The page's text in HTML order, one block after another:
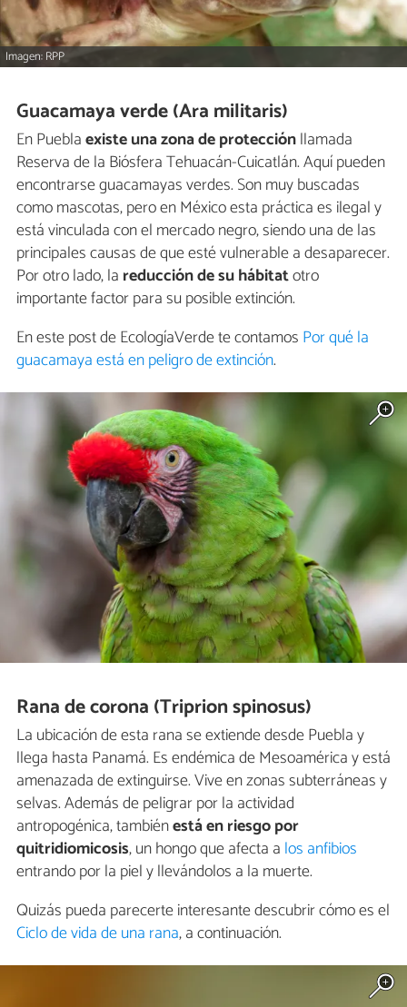
Imagen: RPP
Guacamaya verde (Ara militaris)
En Pueblaexiste una zona de protecciónllamada
Reserva de la Biósfera Tehuacán-Cuicatlán. Aquí pueden
encontrarse guacamayas verdes. Son muy buscadas
como mascotas, pero en México esta práctica es ilegal y
está vinculada con el mercado negro, siendo una de las
principales causas de que esté vulnerable a desaparecer.
Por otro lado, la reducción de su hábitatotro
importante factor para su posible extinción.
En este post de EcologíaVerde te contamos Por qué la
guacamaya está en peligro de extinción.
Rana de corona (Triprion spinosus)
La ubicación de esta rana se extiende desde Puebla y
llega hasta Panamá. Es endémica de Mesoamérica y está
amenazada de extinguirse. Vive en zonas subterráneas y
selvas. Además de peligrar por la actividad
antropogénica, tambiénestá en riesgo por
quitridiomicosis, un hongo que afecta a los anfibios
entrando por la piel y llevándolos a la muerte.
Quizás pueda parecerte interesante descubrir cómo es el
Ciclo de vida de una rana, a continuación.